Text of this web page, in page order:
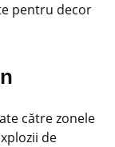
pentru decor
către zonele
de